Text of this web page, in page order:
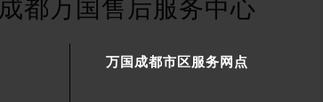
成都万国售后服务中心
万国成都市区服务网点